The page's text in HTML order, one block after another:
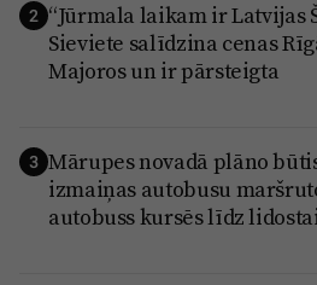
2 “Jūrmala laikam ir Latvijas
Sieviete salīdzina cenas
Majoros un ir pārsteigta
3 Mārupes novadā plāno
izmaiņas autobusu
autobuss kursēs līdz